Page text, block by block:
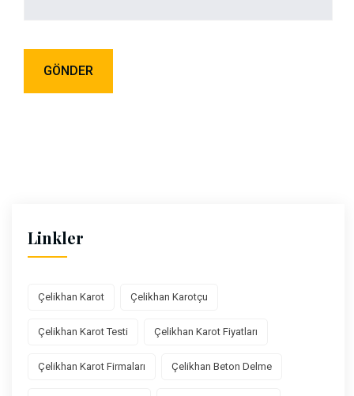
Linkler
Çelikhan Karot Çelikhan Karotçu
Çelikhan Karot Testi Çelikhan Karot Fiyatları
Çelikhan Karot Firmaları Çelikhan Beton Delme